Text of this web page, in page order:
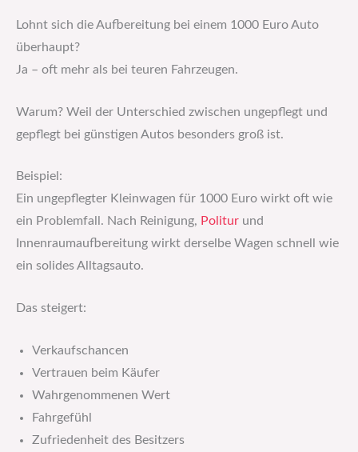
Lohnt sich die Aufbereitung bei einem 1000 Euro Auto
überhaupt?
Ja – oft mehr als bei teuren Fahrzeugen.
Warum? Weil der Unterschied zwischen ungepflegt und
gepflegt bei günstigen Autos besonders groß ist.
Beispiel:
Ein ungepflegter Kleinwagen für 1000 Euro wirkt oft wie
ein Problemfall. Nach Reinigung, Politur und
Innenraumaufbereitung wirkt derselbe Wagen schnell wie
ein solides Alltagsauto.
Das steigert:
Verkaufschancen
Vertrauen beim Käufer
Wahrgenommenen Wert
Fahrgefühl
Zufriedenheit des Besitzers